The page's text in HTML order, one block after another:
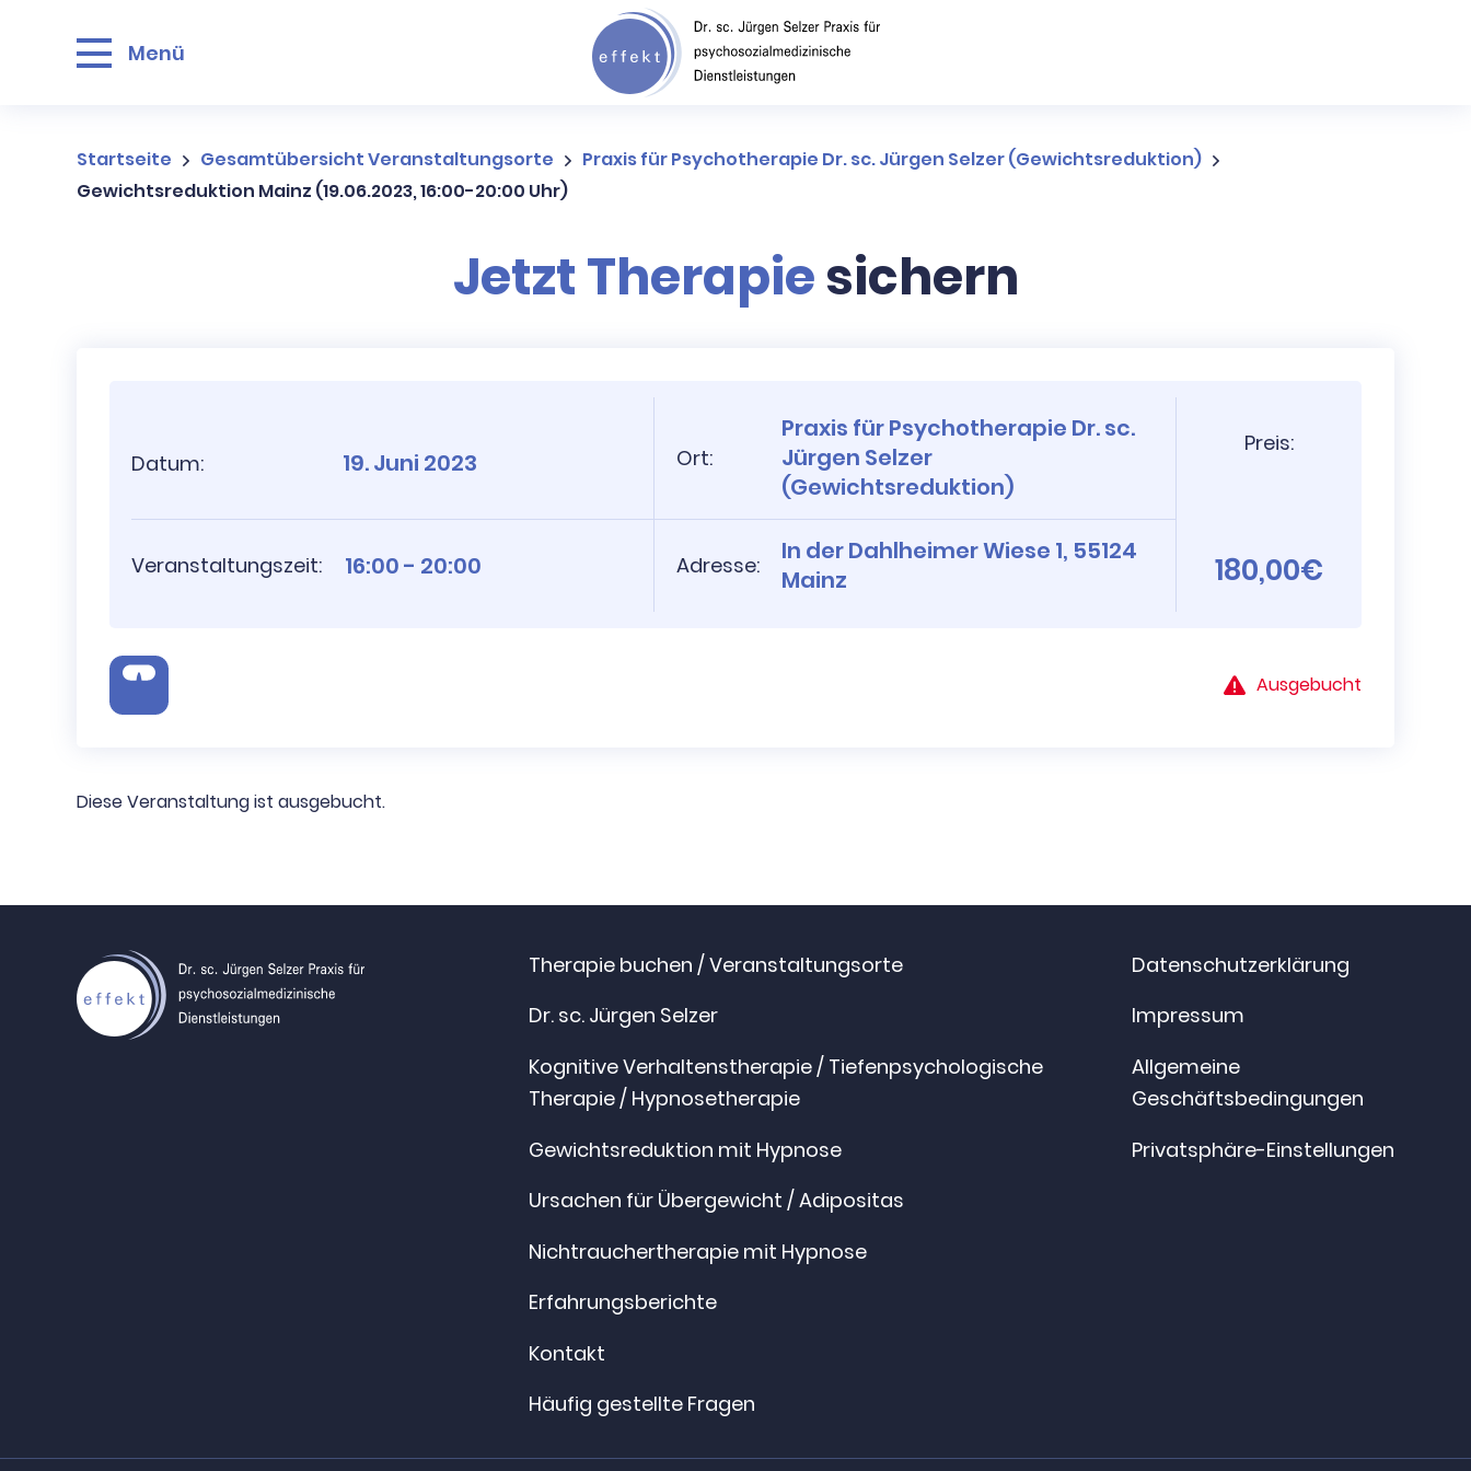
Menü
Startseite Gesamtübersicht Veranstaltungsorte
Praxis für Psychotherapie Dr. sc. Jürgen Selzer (Gewichtsreduktion)
Gewichtsreduktion Mainz (19.06.2023, 16:00-20:00 Uhr)
Jetzt Therapiesichern
Datum: 19. Juni 2023
Veranstaltungszeit: 16:00 - 20:00
Ort:
Praxis für Psychotherapie Dr. sc.
Jürgen Selzer
(Gewichtsreduktion)
Adresse:
In der Dahlheimer Wiese 1, 55124
Mainz
Preis:
180,00€
Ausgebucht
Diese Veranstaltung ist ausgebucht.
Therapie buchen / Veranstaltungsorte
Dr. sc. Jürgen Selzer
Kognitive Verhaltenstherapie / Tiefenpsychologische
Therapie / Hypnosetherapie
Gewichtsreduktion mit Hypnose
Ursachen für Übergewicht / Adipositas
Nichtrauchertherapie mit Hypnose
Erfahrungsberichte
Kontakt
Häufig gestellte Fragen
Datenschutzerklärung
Impressum
Allgemeine
Geschäftsbedingungen
Privatsphäre-Einstellungen